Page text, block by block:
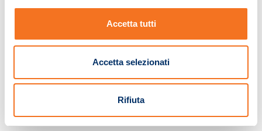
Accetta tutti
Accetta selezionati
Rifiuta